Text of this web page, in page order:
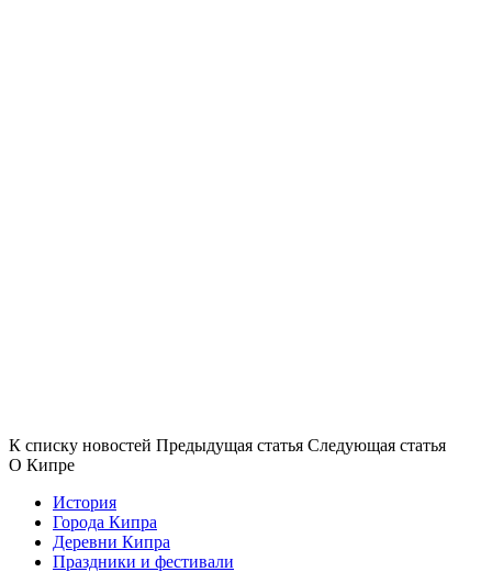
К списку новостей Предыдущая статья Следующая статья
О Кипре
История
Города Кипра
Деревни Кипра
Праздники и фестивали